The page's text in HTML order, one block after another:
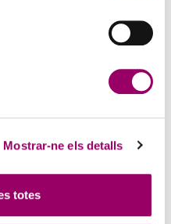
Mostrar-ne els detalls
totes
AUXILIARS
aquest curs que es durà a